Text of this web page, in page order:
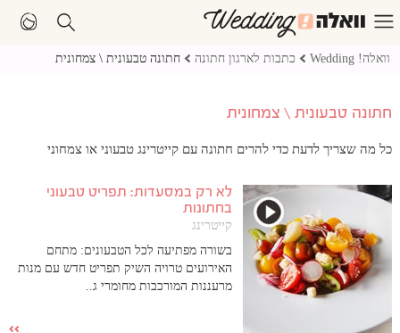
וואלה! Wedding כתבות לארגון חתונה חתונה טבעונית \ צמחונית
חתונה טבעונית \ צמחונית
כל מה שצריך לדעת כדי להרים חתונה עם קייטרינג טבעוני או צמחוני
לא רק במסעדות: תפריט טבעוני
בחתונות
קייטרינג
בשורה מפתיעה לכל הטבעונים: מתחם
האירועים טרויה השיק תפריט חדש עם מנות
מרעננות המורכבות מחומרי ג..